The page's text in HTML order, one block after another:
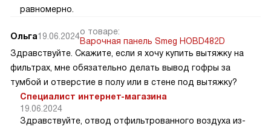
равномерно.
Ольга19.06.2024о товаре:
Варочная панель Smeg HOBD482D
Здравствуйте. Скажите, если я хочу купить вытяжку на
фильтрах, мне обязательно делать вывод гофры за
тумбой и отверстие в полу или в стене под вытяжку?
Специалист интернет-магазина
19.06.2024
Здравствуйте, отвод отфильтрованного воздуха из-